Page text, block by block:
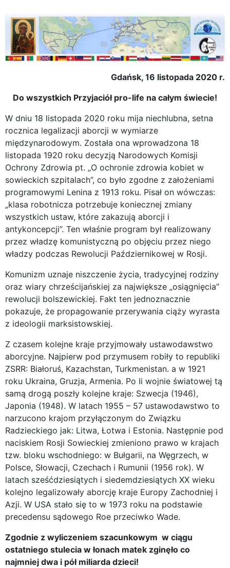
Gdańsk, 16 listopada 2020 r.
Do wszystkich Przyjaciół pro-life na całym świecie!
W dniu 18 listopada 2020 roku mija niechlubna, setna
rocznica legalizacji aborcji w wymiarze
międzynarodowym. Została ona wprowadzona 18
listopada 1920 roku decyzją Narodowych Komisji
Ochrony Zdrowia pt. „O ochronie zdrowia kobiet w
sowieckich szpitalach”, co było zgodne z założeniami
programowymi Lenina z 1913 roku. Pisał on wówczas:
„klasa robotnicza potrzebuje koniecznej zmiany
wszystkich ustaw, które zakazują aborcji i
antykoncepcji”. Ten właśnie program był realizowany
przez władzę komunistyczną po objęciu przez niego
władzy podczas Rewolucji Październikowej w Rosji.
Komunizm uznaje niszczenie życia, tradycyjnej rodziny
oraz wiary chrześcijańskiej za największe „osiągnięcia”
rewolucji bolszewickiej. Fakt ten jednoznacznie
pokazuje, że propagowanie przerywania ciąży wyrasta
z ideologii marksistowskiej.
Z czasem kolejne kraje przyjmowały ustawodawstwo
aborcyjne. Najpierw pod przymusem robiły to republiki
ZSRR: Białoruś, Kazachstan, Turkmenistan. a w 1921
roku Ukraina, Gruzja, Armenia. Po Ii wojnie światowej tą
samą drogą poszły kolejne kraje: Szwecja (1946),
Japonia (1948). W latach 1955 – 57 ustawodawstwo to
narzucono krajom przyłączonym do Związku
Radzieckiego jak: Litwa, Łotwa i Estonia. Następnie pod
naciskiem Rosji Sowieckiej zmieniono prawo w krajach
tzw. bloku wschodniego: w Bułgarii, na Węgrzech, w
Polsce, Słowacji, Czechach i Rumunii (1956 rok). W
latach sześćdziesiątych i siedemdziesiątych XX wieku
kolejno legalizowały aborcję kraje Europy Zachodniej i
Azji. W USA stało się to w 1973 roku na podstawie
precedensu sądowego Roe przeciwko Wade.
Zgodnie z wyliczeniem szacunkowym w ciągu
ostatniego stulecia w łonach matek zginęło co
najmniej dwa i pół miliarda dzieci!